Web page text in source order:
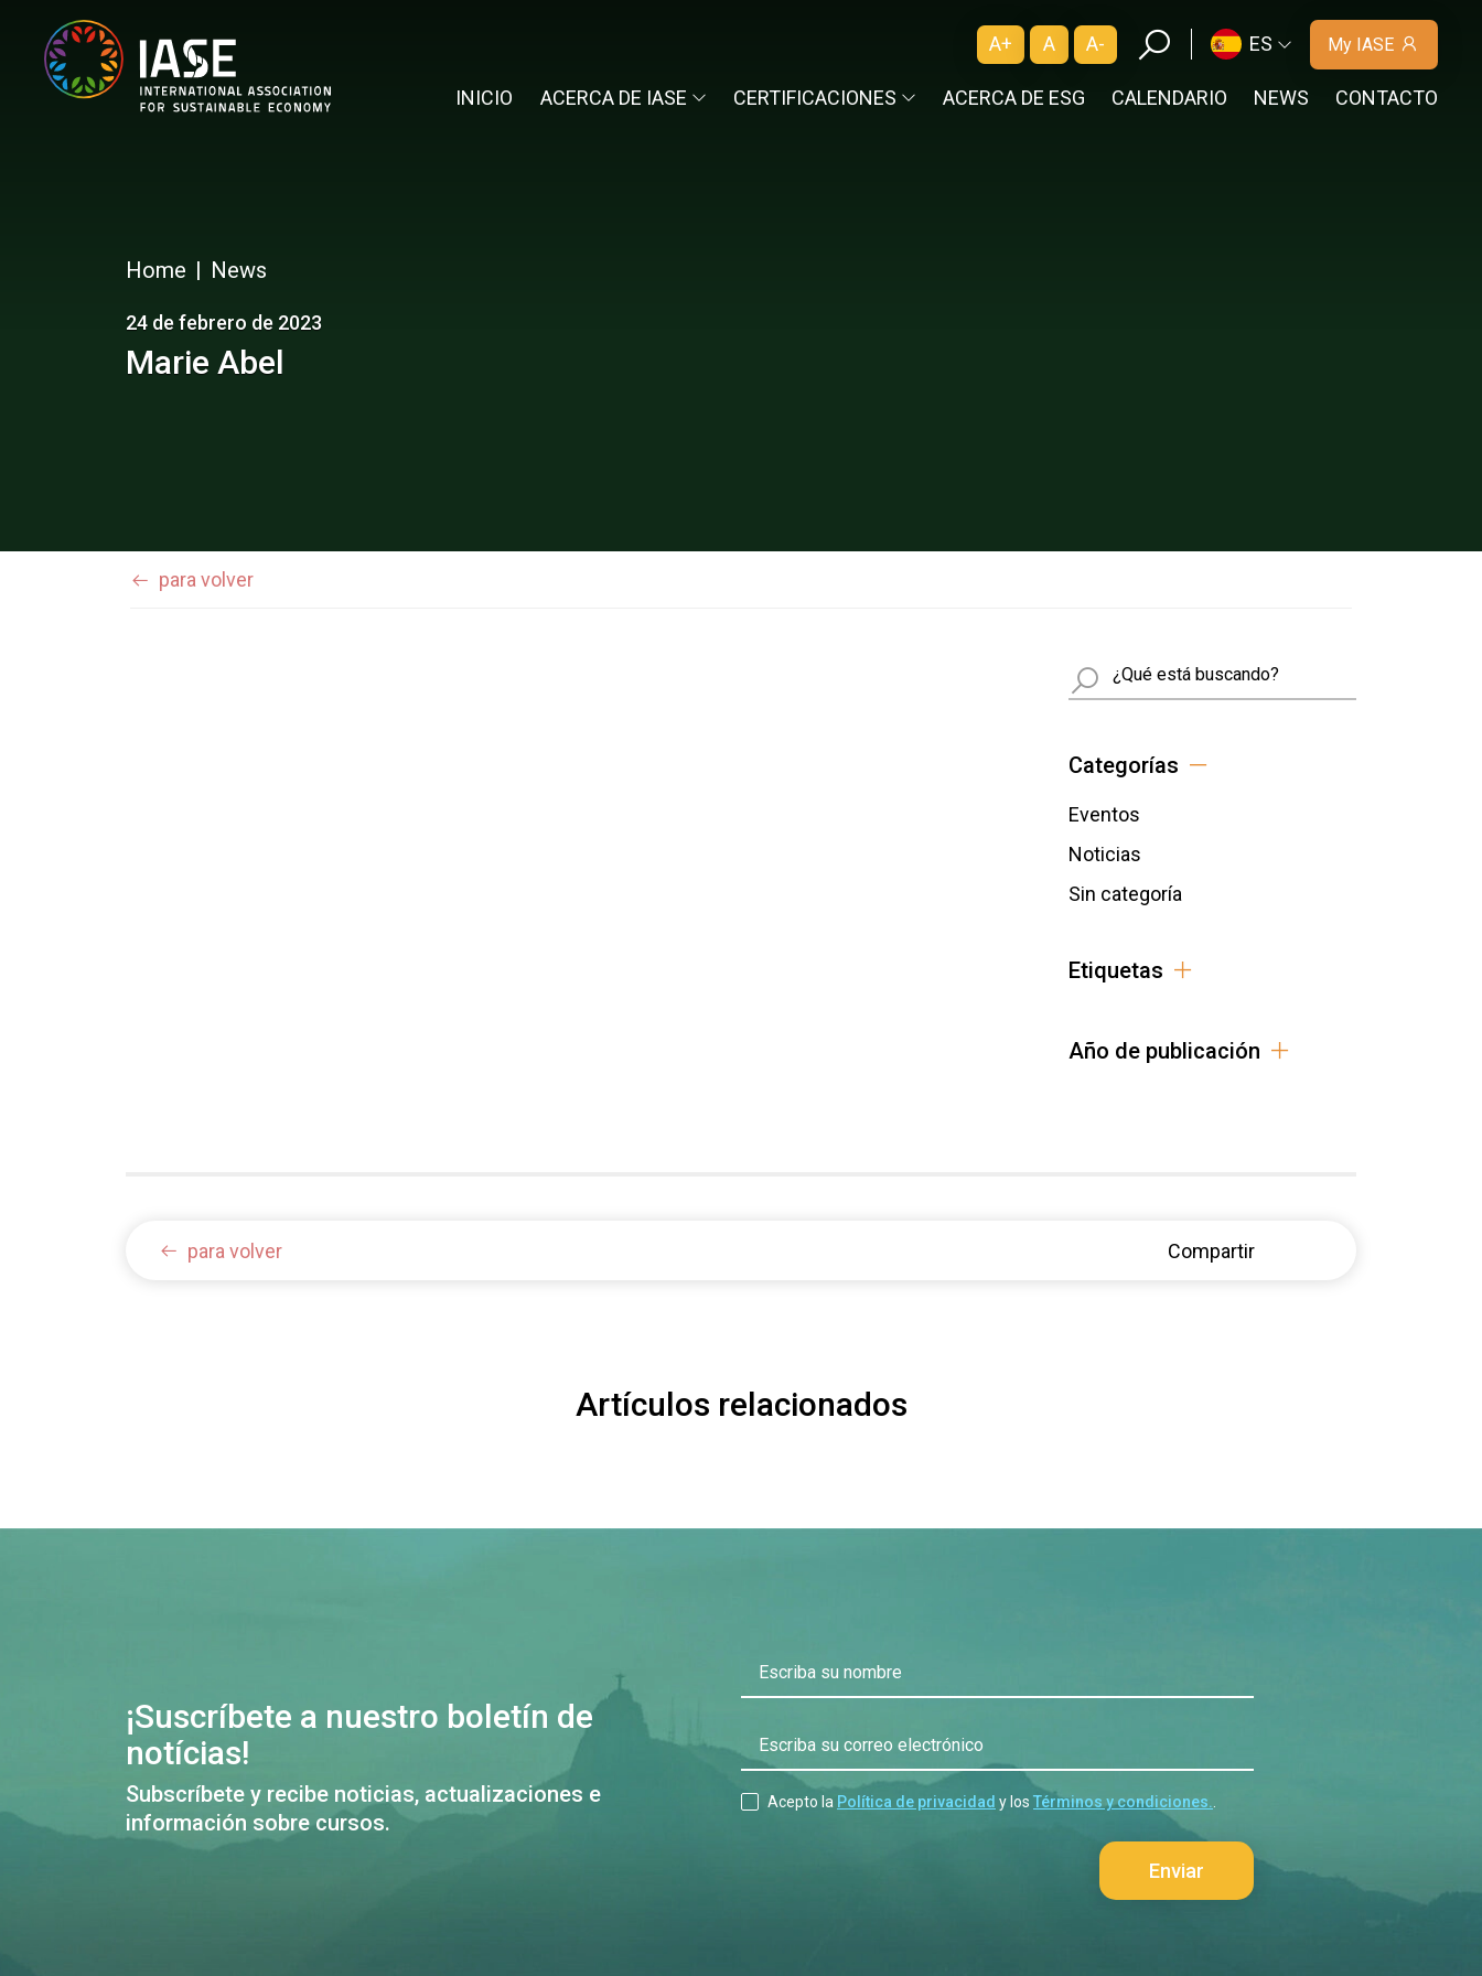
A+ A A- My IASE
ES
INICIO ACERCA DE IASE CERTIFICACIONES ACERCA DE ESG CALENDARIO NEWS CONTACTO
Home News
24 de febrero de 2023
Marie Abel
para volver
Busca
Categorías
Eventos
Noticias
Sin categoría
Etiquetas
Año de publicación
para volver Compartir
Artículos relacionados
¡Suscríbete a nuestro boletín de
notícias!
Subscríbete y recibe noticias, actualizaciones e
información sobre cursos.
Escriba su nombre
Escriba su correo electrónico
Acepto la Política de privacidad y los Términos y condiciones.